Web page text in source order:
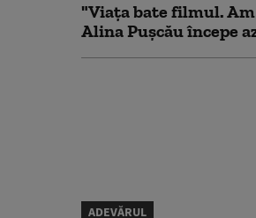
"Viața bate filmul.
Alina Pușcău începe
ADEVĂRUL